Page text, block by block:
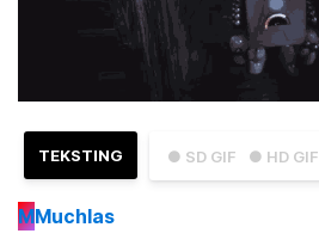
● SD GIF ● HD GIF
TEKSTING
MMuchlas